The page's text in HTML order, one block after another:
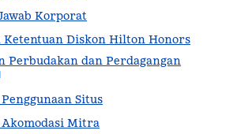
Korporat
Ketentuan Diskon Hilton Honors
Perbudakan dan Perdagangan
Situs
Mitra